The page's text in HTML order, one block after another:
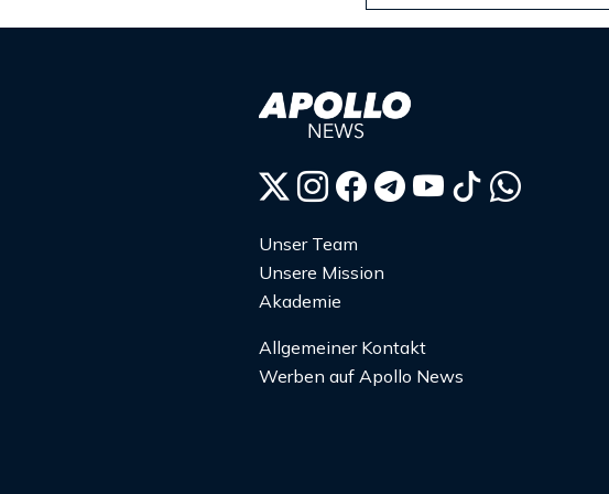
Unser Team
Unsere Mission
Akademie
Allgemeiner Kontakt
Werben auf Apollo News